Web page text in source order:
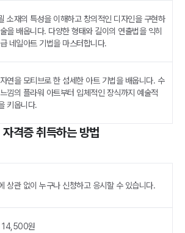
소재의 특성을 이해하고 창의적인 디자인을 구현하
을 배웁니다. 다양한 형태와 길이의 연출법을 익히
네일아트 기법을 마스터합니다.
연을 모티브로 한 섬세한 아트 기법을 배웁니다. 수
낌의 플라워 아트부터 입체적인 장식까지 예술적
키웁니다.
격증 취득하는 방법
상관 없이 누구나 신청하고 응시할 수 있습니다.
14,500원